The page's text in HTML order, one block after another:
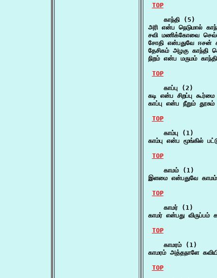
TOP
    காந்தி (5)
அரி என்ப நெடுமால்
சவி மணிக்கோவை
சோதி என்பதுவே ஈசன்
தேசிகம் அழகு
நிறம் என்ப மருமம்
TOP
    காப்பு (2)
கடி என்ப சிறப்பு
காப்பு என்ப நீறும்
TOP
    காம்பு (1)
காம்பு என்ப மூங்கில்
TOP
    காமம் (1)
இளமை என்பதுவே
TOP
    காமர் (1)
காமர் என்பது
TOP
    காமரம் (1)
காமரம் அத்தநாளே
TOP